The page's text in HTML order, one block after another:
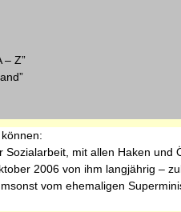
– Z”
mit allen Haken
2006 von ihm langjährig –
vom ehemaligen